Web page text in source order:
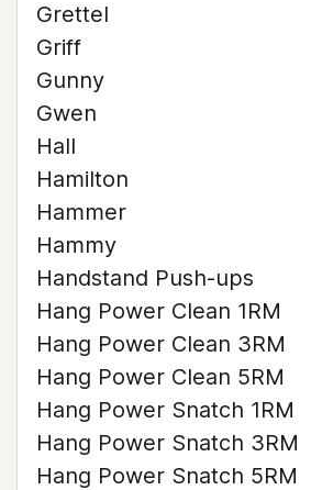
Grettel
Griff
Gunny
Gwen
Hall
Hamilton
Hammer
Hammy
Handstand Push-ups
Hang Power Clean 1RM
Hang Power Clean 3RM
Hang Power Clean 5RM
Hang Power Snatch 1RM
Hang Power Snatch 3RM
Hang Power Snatch 5RM